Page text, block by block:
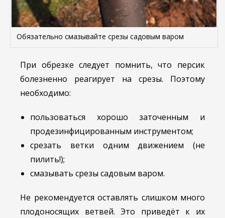
Обязательно смазывайте срезы садовым варом
При обрезке следует помнить, что персик
болезненно реагирует на срезы. Поэтому
необходимо:
пользоваться хорошо заточенным и
продезинфицированным инструментом;
срезать ветки одним движением (не
пилить!);
смазывать срезы садовым варом.
Не рекомендуется оставлять слишком много
плодоносящих ветвей. Это приведёт к их